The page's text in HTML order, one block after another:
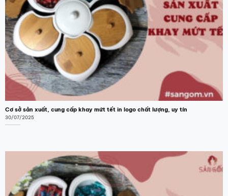
tùy
chọn
có
thể
được
chọn
trên
trang
phẩm
Cơ sở sản xuất, cung cấp khay mứt tết in logo chất lượng, uy tín
30/07/2025